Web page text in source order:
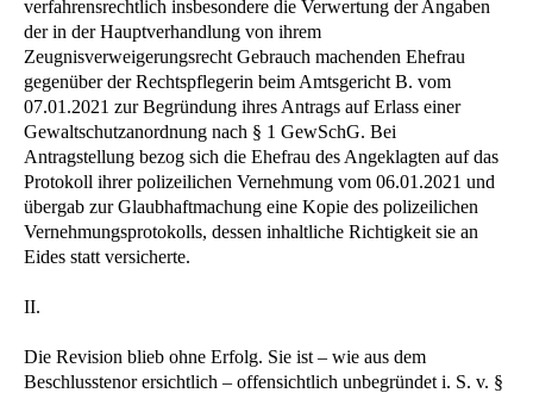
verfahrensrechtlich insbesondere die Verwertung der Angaben
der in der Hauptverhandlung von ihrem
Zeugnisverweigerungsrecht Gebrauch machenden Ehefrau
gegenüber der Rechtspflegerin beim Amtsgericht B. vom
07.01.2021 zur Begründung ihres Antrags auf Erlass einer
Gewaltschutzanordnung nach § 1 GewSchG. Bei
Antragstellung bezog sich die Ehefrau des Angeklagten auf das
Protokoll ihrer polizeilichen Vernehmung vom 06.01.2021 und
übergab zur Glaubhaftmachung eine Kopie des polizeilichen
Vernehmungsprotokolls, dessen inhaltliche Richtigkeit sie an
Eides statt versicherte.
II.
Die Revision blieb ohne Erfolg. Sie ist – wie aus dem
Beschlusstenor ersichtlich – offensichtlich unbegründet i. S. v. §